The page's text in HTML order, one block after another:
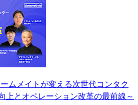
ムメイトが変える次世代コンタク
上とオペレーション改革の最前線～